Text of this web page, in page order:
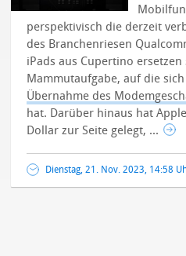
perspektivisch die derzeit
des Branchenriesen
iPads aus Cupertino ersetzen
Mammutaufgabe, auf die
Übernahme des
hat. Darüber hinaus hat
Dollar zur Seite gelegt, ...
Dienstag, 21. Nov. 2023, 14:58